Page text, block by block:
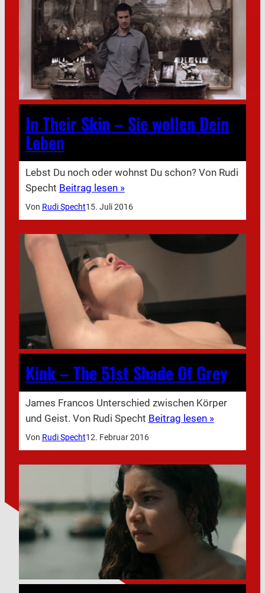
In Their Skin – Sie wollen Dein
Leben
Lebst Du noch oder wohnst Du schon? Von Rudi
Specht Beitrag lesen »
Von Rudi Specht15. Juli 2016
Kink – The 51st Shade Of Grey
James Francos Unterschied zwischen Körper
und Geist. Von Rudi Specht Beitrag lesen »
Von Rudi Specht12. Februar 2016